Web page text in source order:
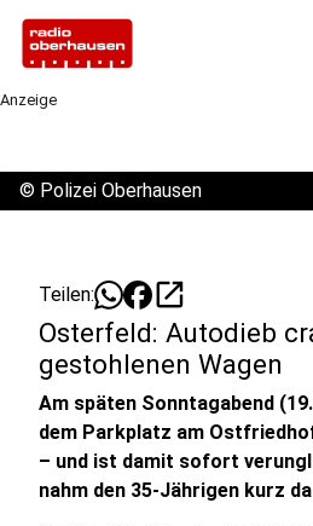
Anzeige
© Polizei Oberhausen
Teilen: open_in_new
Osterfeld: Autodieb
gestohlenen Wagen
Am späten Sonntagabend
dem Parkplatz am
– und ist damit sofort
nahm den 35-Jährigen kurz